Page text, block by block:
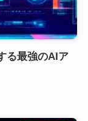
る最強のAIア